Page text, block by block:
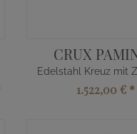
CRUX
1.522,00 € *